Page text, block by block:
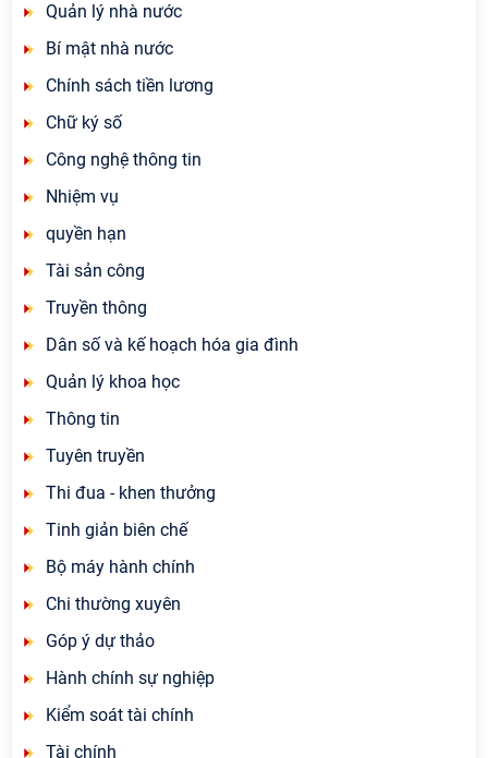
Quản lý nhà nước
Bí mật nhà nước
Chính sách tiền lương
Chữ ký số
Công nghệ thông tin
Nhiệm vụ
quyền hạn
Tài sản công
Truyền thông
Dân số và kế hoạch hóa gia đình
Quản lý khoa học
Thông tin
Tuyên truyền
Thi đua - khen thưởng
Tinh giản biên chế
Bộ máy hành chính
Chi thường xuyên
Góp ý dự thảo
Hành chính sự nghiệp
Kiểm soát tài chính
Tài chính